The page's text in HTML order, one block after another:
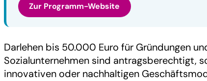
Zur Programm-Website
Darlehen bis 50.000 Euro für Gründungen
Sozialunternehmen sind antragsberechtigt,
innovativen oder nachhaltigen